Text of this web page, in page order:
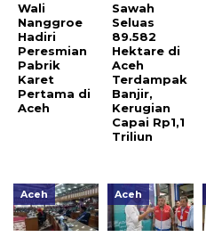
Wali
Nanggroe
Hadiri
Peresmian
Pabrik
Karet
Pertama di
Aceh
Sawah
Seluas
89.582
Hektare di
Aceh
Terdampak
Banjir,
Kerugian
Capai Rp1,1
Triliun
Aceh Aceh